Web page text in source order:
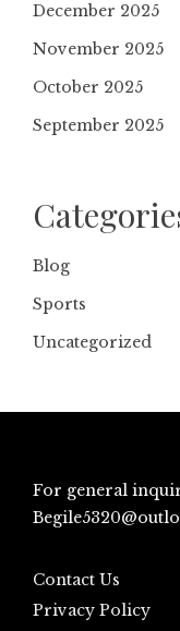
December 2025
November 2025
October 2025
September 2025
Blog
Sports
Uncategorized
For general
Contact Us
Privacy Policy